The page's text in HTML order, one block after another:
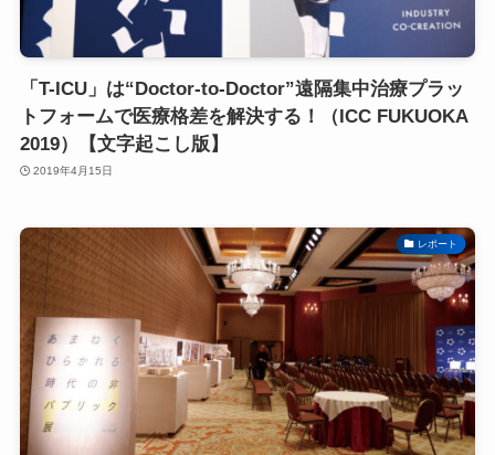
「T-ICU」は“Doctor-to-Doctor”遠隔集中治療プラッ
トフォームで医療格差を解決する！（ICC FUKUOKA
2019）【文字起こし版】
2019年4月15日
レポート